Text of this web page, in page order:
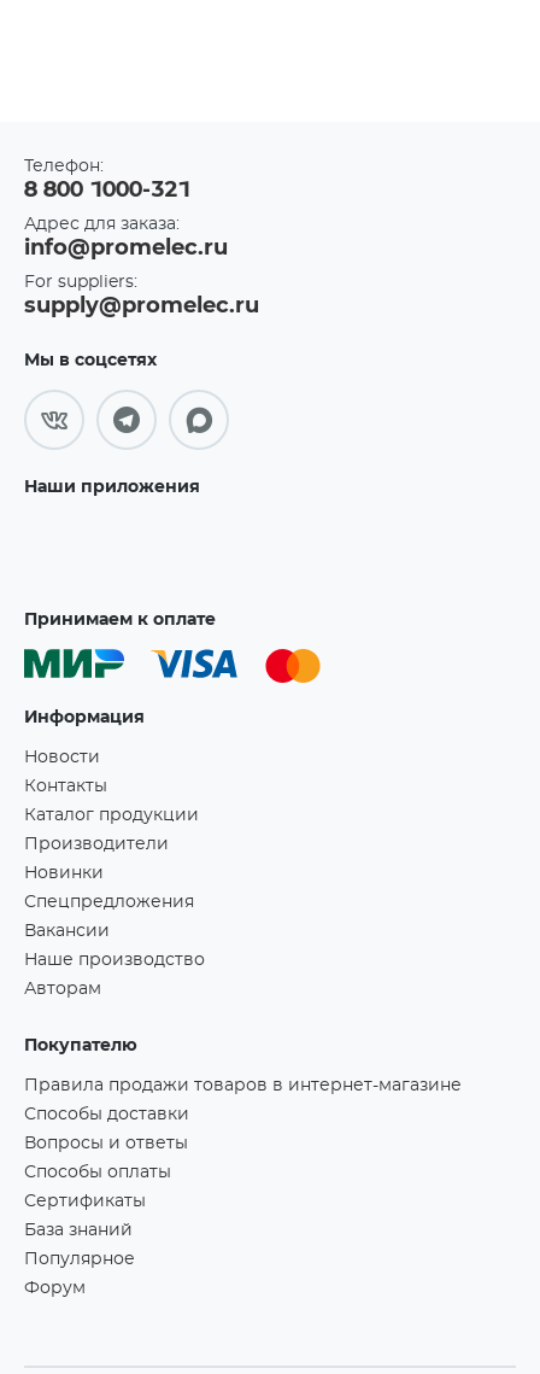
Телефон:
8 800 1000-321
Адрес для заказа:
info@promelec.ru
For suppliers:
supply@promelec.ru
Мы в соцсетях
Наши приложения
Принимаем к оплате
Информация
Новости
Контакты
Каталог продукции
Производители
Новинки
Спецпредложения
Вакансии
Наше производство
Авторам
Покупателю
Правила продажи товаров в интернет-магазине
Способы доставки
Вопросы и ответы
Способы оплаты
Сертификаты
База знаний
Популярное
Форум